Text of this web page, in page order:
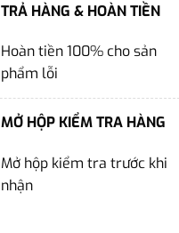
TRẢ HÀNG & HOÀN TIỀN
Hoàn tiền 100% cho sản
phẩm lỗi
MỞ HỘP KIỂM TRA HÀNG
Mở hộp kiểm tra trước khi
nhận